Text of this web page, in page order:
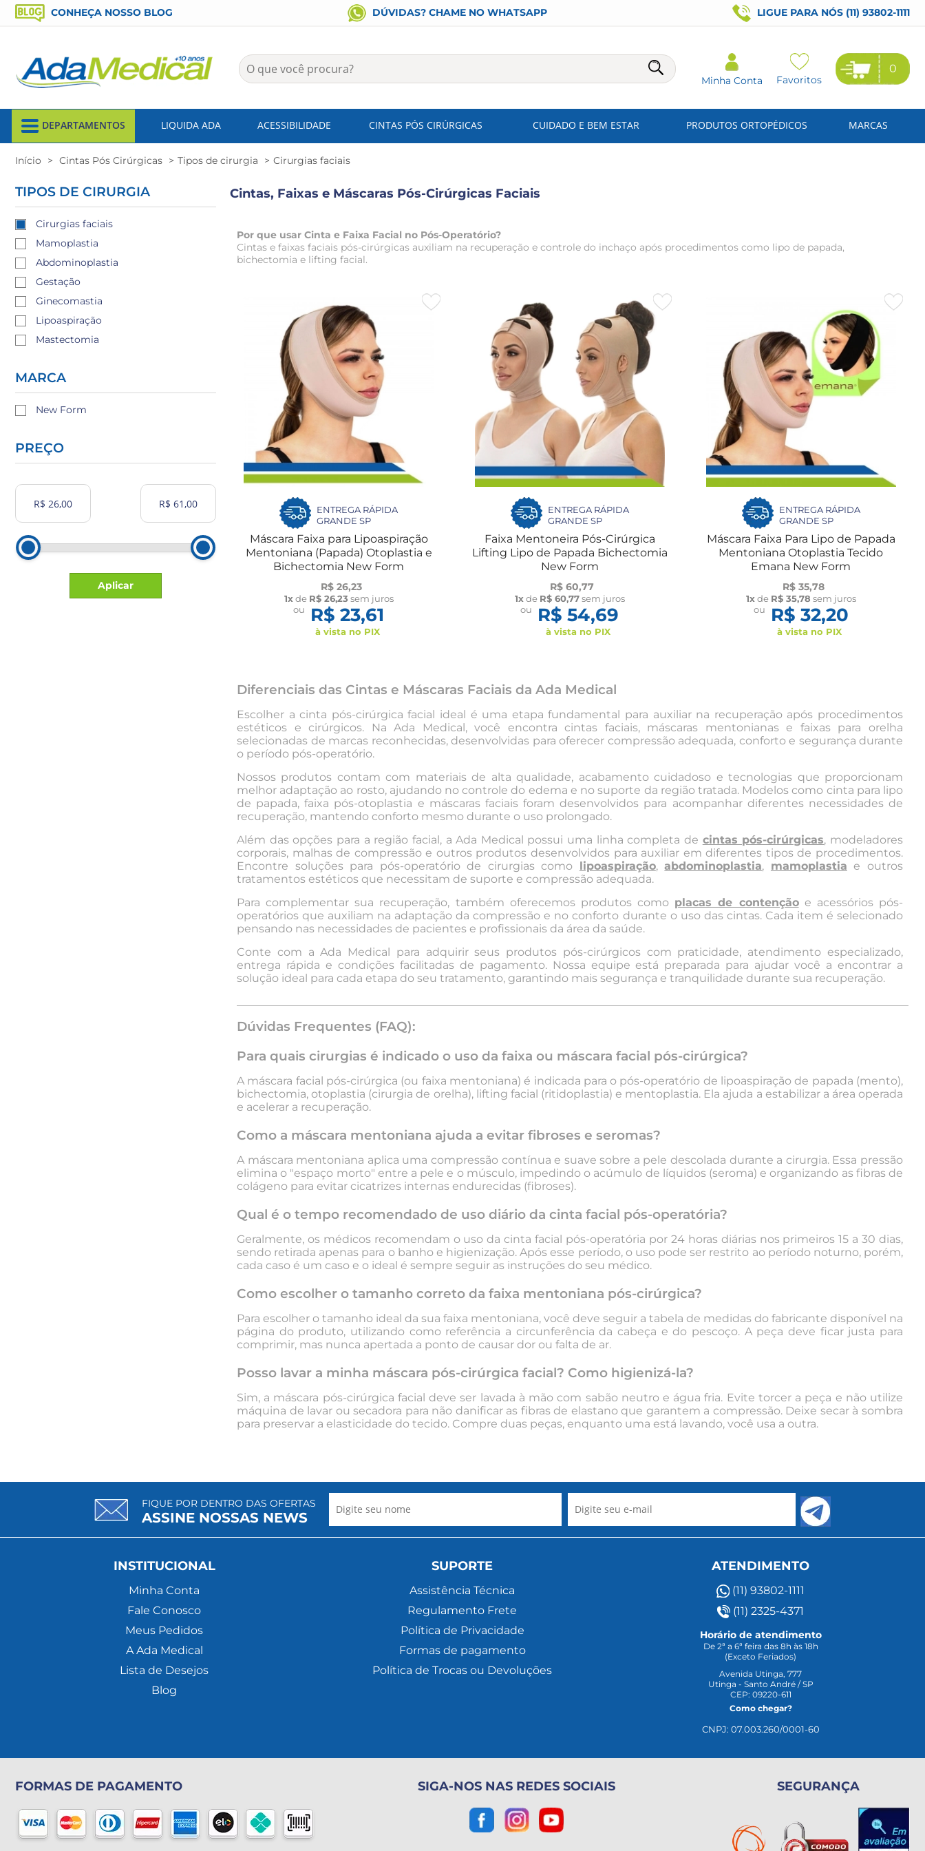
CONHEÇA NOSSO BLOG DÚVIDAS? CHAME NO WHATSAPP LIGUE PARA NÓS (11) 93802-1111
Minha Conta Favoritos
0
DEPARTAMENTOS LIQUIDA ADA ACESSIBILIDADE CINTAS PÓS CIRÚRGICAS CUIDADO E BEM ESTAR PRODUTOS ORTOPÉDICOS MARCAS
Início Cintas Pós Cirúrgicas Tipos de cirurgia Cirurgias faciais
TIPOS DE CIRURGIA
Cirurgias faciais
Mamoplastia
Abdominoplastia
Gestação
Ginecomastia
Lipoaspiração
Mastectomia
MARCA
New Form
PREÇO
Aplicar
Cintas, Faixas e Máscaras Pós-Cirúrgicas Faciais
Por que usar Cinta e Faixa Facial no Pós-Operatório?
Cintas e faixas faciais pós-cirúrgicas auxiliam na recuperação e controle do inchaço após procedimentos como lipo de papada,
bichectomia e lifting facial.
ENTREGA RÁPIDA
GRANDE SP
Máscara Faixa para Lipoaspiração
Mentoniana (Papada) Otoplastia e
Bichectomia New Form
R$ 26,23
1xde R$ 26,23 sem juros
ou
R$ 23,61
à vista no PIX
ENTREGA RÁPIDA
GRANDE SP
Faixa Mentoneira Pós-Cirúrgica
Lifting Lipo de Papada Bichectomia
New Form
R$ 60,77
1xde R$ 60,77sem juros
ou
R$ 54,69
à vista no PIX
ENTREGA RÁPIDA
GRANDE SP
Máscara Faixa Para Lipo de Papada
Mentoniana Otoplastia Tecido
Emana New Form
R$ 35,78
1xde R$ 35,78 sem juros
ou
R$ 32,20
à vista no PIX
Diferenciais das Cintas e Máscaras Faciais da Ada Medical
Escolher a cinta pós-cirúrgica facial ideal é uma etapa fundamental para auxiliar na recuperação após procedimentos
estéticos e cirúrgicos. Na Ada Medical, você encontra cintas faciais, máscaras mentonianas e faixas para orelha
selecionadas de marcas reconhecidas, desenvolvidas para oferecer compressão adequada, conforto e segurança durante
o período pós-operatório.
Nossos produtos contam com materiais de alta qualidade, acabamento cuidadoso e tecnologias que proporcionam
melhor adaptação ao rosto, ajudando no controle do edema e no suporte da região tratada. Modelos como cinta para lipo
de papada, faixa pós-otoplastia e máscaras faciais foram desenvolvidos para acompanhar diferentes necessidades de
recuperação, mantendo conforto mesmo durante o uso prolongado.
Além das opções para a região facial, a Ada Medical possui uma linha completa de cintas pós-cirúrgicas, modeladores
corporais, malhas de compressãoe outros produtos desenvolvidos para auxiliar em diferentes tipos de procedimentos.
Encontre soluções para pós-operatório de cirurgias como lipoaspiração,abdominoplastia, mamoplastia e outros
tratamentos estéticos que necessitam de suporte e compressão adequada.
Para complementar sua recuperação, também oferecemos produtos como placas de contençãoe acessórios pós-
operatórios que auxiliam na adaptação da compressão e no conforto durante o uso das cintas. Cada item é selecionado
pensando nas necessidades de pacientes e profissionais da área da saúde.
Conte com a Ada Medical para adquirir seus produtos pós-cirúrgicos com praticidade, atendimento especializado,
entrega rápida e condições facilitadas de pagamento. Nossa equipe está preparada para ajudar você a encontrar a
solução ideal para cada etapa do seu tratamento, garantindo mais segurança e tranquilidade durante sua recuperação.
Dúvidas Frequentes (FAQ):
Para quais cirurgias é indicado o uso da faixa ou máscara facial pós-cirúrgica?
A máscara facial pós-cirúrgica (ou faixa mentoniana) é indicada para o pós-operatório de lipoaspiração de papada (mento),
bichectomia, otoplastia (cirurgia de orelha), lifting facial (ritidoplastia) e mentoplastia. Ela ajuda a estabilizar a área operada
e acelerar a recuperação.
Como a máscara mentoniana ajuda a evitar fibroses e seromas?
A máscara mentoniana aplica uma compressão contínua e suave sobre a pele descolada durante a cirurgia. Essa pressão
elimina o "espaço morto" entre a pele e o músculo, impedindo o acúmulo de líquidos (seroma) e organizando as fibras de
colágeno para evitar cicatrizes internas endurecidas (fibroses).
Qual é o tempo recomendado de uso diário da cinta facial pós-operatória?
Geralmente, os médicos recomendam o uso da cinta facial pós-operatória por 24 horas diárias nos primeiros 15 a 30 dias,
sendo retirada apenas para o banho e higienização. Após esse período, o uso pode ser restrito ao período noturno, porém,
cada caso é um caso e o ideal é sempre seguir as instruções do seu médico.
Como escolher o tamanho correto da faixa mentoniana pós-cirúrgica?
Para escolher o tamanho ideal da sua faixa mentoniana, você deve seguir a tabela de medidas do fabricante disponível na
página do produto, utilizando como referência a circunferência da cabeça e do pescoço. A peça deve ficar justa para
comprimir, mas nunca apertada a ponto de causar dor ou falta de ar.
Posso lavar a minha máscara pós-cirúrgica facial? Como higienizá-la?
Sim, a máscara pós-cirúrgica facial deve ser lavada à mão com sabão neutro e água fria. Evite torcer a peça e não utilize
máquina de lavar ou secadora para não danificar as fibras de elastano que garantem a compressão. Deixe secar à sombra
para preservar a elasticidade do tecido. Compre duas peças, enquanto uma está lavando, você usa a outra.
FIQUE POR DENTRO DAS OFERTAS
ASSINE NOSSAS NEWS
INSTITUCIONAL
Minha Conta
Fale Conosco
Meus Pedidos
A Ada Medical
Lista de Desejos
Blog
SUPORTE
Assistência Técnica
Regulamento Frete
Política de Privacidade
Formas de pagamento
Política de Trocas ou Devoluções
ATENDIMENTO
(11) 93802-1111
(11) 2325-4371
Horário de atendimento
De 2ª a 6ª feira das 8h às 18h
(Exceto Feriados)
Avenida Utinga, 777
Utinga - Santo André / SP
CEP: 09220-611
Como chegar?
CNPJ: 07.003.260/0001-60
FORMAS DE PAGAMENTO SIGA-NOS NAS REDES SOCIAIS SEGURANÇA